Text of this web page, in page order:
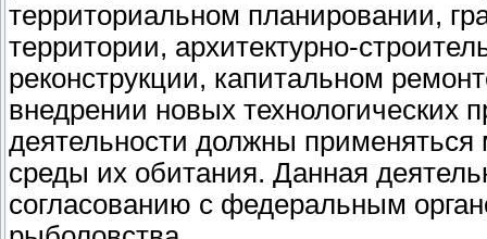
территориальном планировании,
территории, архитектурно-
реконструкции, капитальном
внедрении новых технологических
деятельности должны
среды их обитания. Данная
согласованию с федеральным